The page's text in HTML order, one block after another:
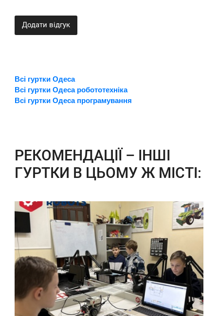
Додати відгук
Всі гуртки Одеса
Всі гуртки Одеса робототехніка
Всі гуртки Одеса програмування
РЕКОМЕНДАЦІЇ – ІНШІ
ГУРТКИ В ЦЬОМУ Ж МІСТІ: